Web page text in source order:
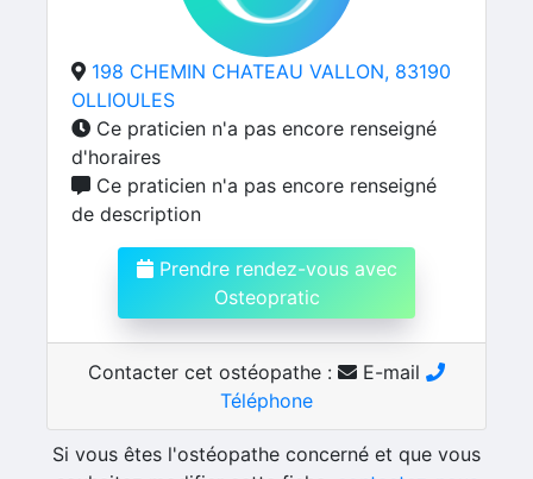
198 CHEMIN CHATEAU VALLON, 83190
OLLIOULES
Ce praticien n'a pas encore renseigné
d'horaires
Ce praticien n'a pas encore renseigné
de description
Prendre rendez-vous avec
Osteopratic
Contacter cet ostéopathe :
E-mail
Téléphone
Si vous êtes l'ostéopathe concerné et que vous